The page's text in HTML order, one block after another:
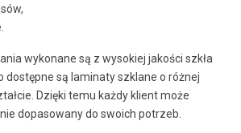
wykonane są z wysokiej jakości szkła
dostępne są laminaty szklane o różnej
Dzięki temu każdy klient może
dopasowany do swoich potrzeb.